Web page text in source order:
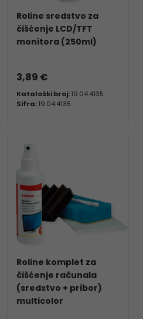
Roline sredstvo za
čišćenje LCD/TFT
monitora (250ml)
3,89 €
Kataloški broj:19.04.4135
Šifra:19.04.4135
Roline komplet za
čišćenje računala
(sredstvo + pribor)
multicolor